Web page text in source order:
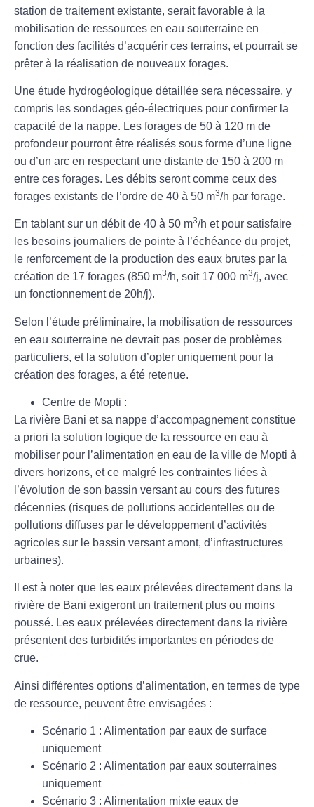
station de traitement existante, serait favorable à la
mobilisation de ressources en eau souterraine en
fonction des facilités d’acquérir ces terrains, et pourrait se
prêter à la réalisation de nouveaux forages.
Une étude hydrogéologique détaillée sera nécessaire, y
compris les sondages géo-électriques pour confirmer la
capacité de la nappe. Les forages de 50 à 120 m de
profondeur pourront être réalisés sous forme d’une ligne
ou d’un arc en respectant une distante de 150 à 200 m
entre ces forages. Les débits seront comme ceux des
forages existants de l’ordre de 40 à 50 m3/h par forage.
En tablant sur un débit de 40 à 50 m3/h et pour satisfaire
les besoins journaliers de pointe à l’échéance du projet,
le renforcement de la production des eaux brutes par la
création de 17 forages (850 m3/h, soit 17 000 m3/j, avec
un fonctionnement de 20h/j).
Selon l’étude préliminaire, la mobilisation de ressources
en eau souterraine ne devrait pas poser de problèmes
particuliers, et la solution d’opter uniquement pour la
création des forages, a été retenue.
Centre de Mopti :
La rivière Bani et sa nappe d’accompagnementconstitue
a priori la solution logique de la ressource en eau à
mobiliser pour l’alimentation en eau de la ville de Mopti à
divers horizons, et ce malgré les contraintes liées à
l’évolution de son bassin versant au cours des futures
décennies (risques de pollutions accidentelles ou de
pollutions diffuses par le développement d’activités
agricoles sur le bassin versant amont, d’infrastructures
urbaines).
Il est à noter que les eaux prélevées directement dans la
rivière de Bani exigeront un traitement plus ou moins
poussé. Les eaux prélevées directement dans la rivière
présentent des turbidités importantes en périodes de
crue.
Ainsi différentes options d’alimentation, en termes de type
de ressource, peuvent être envisagées :
Scénario 1 : Alimentation par eaux de surface
uniquement
Scénario 2 : Alimentation par eaux souterraines
uniquement
Scénario 3 : Alimentation mixte eaux de